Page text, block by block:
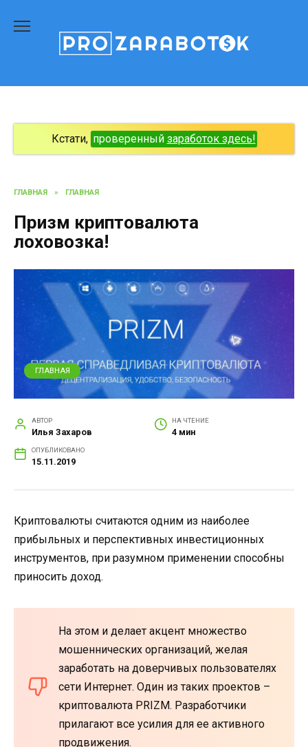
содержанию
Кстати, проверенный заработок здесь!
ГЛАВНАЯ » ГЛАВНАЯ
Призм криптовалюта
лоховозка!
ГЛАВНАЯ
АВТОР
Илья Захаров
НА ЧТЕНИЕ
4 мин
ОПУБЛИКОВАНО
15.11.2019
Криптовалюты считаются одним из наиболее
прибыльных и перспективных инвестиционных
инструментов, при разумном применении способны
приносить доход.
На этом и делает акцент множество
мошеннических организаций, желая
заработать на доверчивых пользователях
сети Интернет. Один из таких проектов –
криптовалюта PRIZM. Разработчики
прилагают все усилия для ее активного
продвижения.